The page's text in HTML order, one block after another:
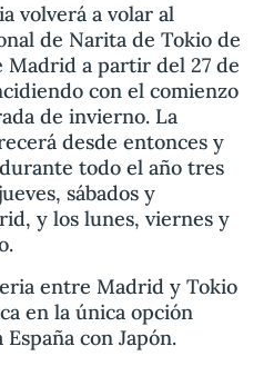
volverá a volar al
de Narita de Tokio de
Madrid a partir del 27 de
con el comienzo
de invierno. La
desde entonces y
todo el año tres
sábados y
y los lunes, viernes y
entre Madrid y Tokio
en la única opción
con Japón.